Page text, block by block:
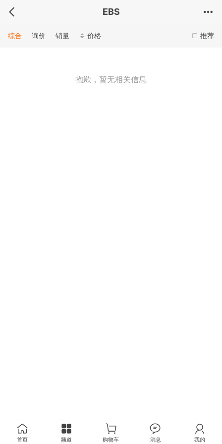
EBS
推荐
综合 询价 销量 价格
抱歉，暂无相关信息
首页 频道 购物车 消息 我的